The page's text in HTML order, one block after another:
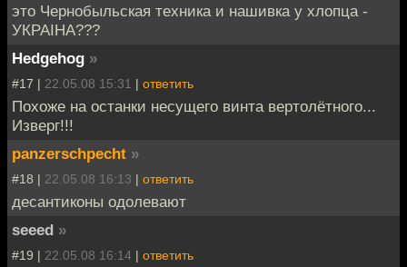
это Чернобыльская техника и нашивка у хлопца -
УКРАIНА???
Hedgehog »
#17 | 22.05.08 15:31 | ответить
Похоже на останки несущего винта вертолётного...
Изверг!!!
panzerschpecht »
#18 | 22.05.08 16:13 | ответить
десантиконы одолевают
seeed »
#19 | 22.05.08 16:14 | ответить